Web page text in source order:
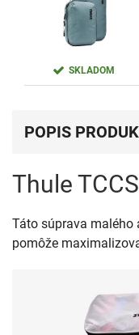
SKLADOM
POPIS
Thule
Táto súprava malého
pomôže